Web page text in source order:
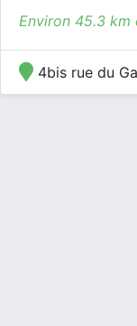
Environ 45.3 km
4bis rue du